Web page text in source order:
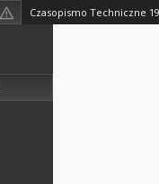
Czasopismo Techniczne